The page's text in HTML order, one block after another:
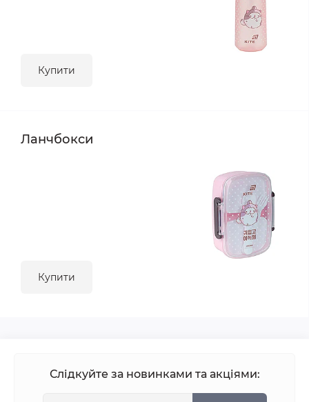
Купити
Ланчбокси
Купити
Слідкуйте за новинками та акціями: